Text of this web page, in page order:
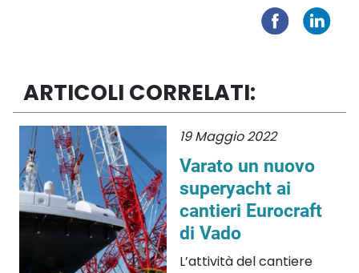
ARTICOLI CORRELATI:
19 Maggio 2022
Varato un nuovo
superyacht ai
cantieri Eurocraft
di Vado
L’attività del cantiere